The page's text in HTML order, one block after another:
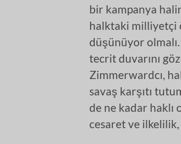
bir kampanya
halktaki milliyetçi
düşünüyor
tecrit duvarını
Zimmerwardcı,
savaş karşıtı
de ne kadar haklı
cesaret ve